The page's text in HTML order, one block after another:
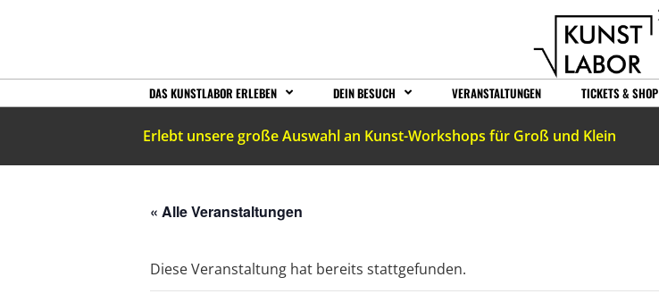
DAS KUNSTLABOR ERLEBEN DEIN BESUCH VERANSTALTUNGEN TICKETS & SHOP
Erlebt unsere große Auswahl an Kunst-Workshops für Groß und Klein
« Alle Veranstaltungen
Diese Veranstaltung hat bereits stattgefunden.